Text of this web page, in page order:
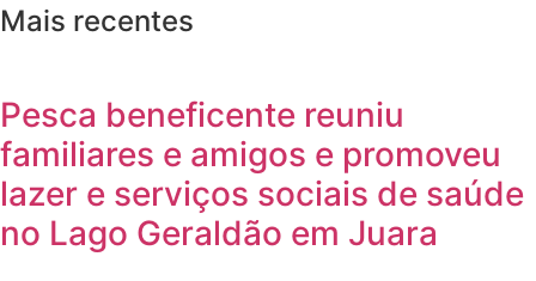
Mais recentes
Pesca beneficente reuniu
familiares e amigos e promoveu
lazer e serviços sociais de saúde
no Lago Geraldão em Juara